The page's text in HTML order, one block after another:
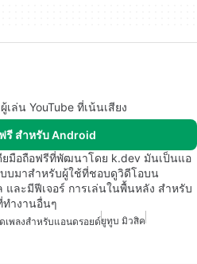
เล่น YouTube ที่เน้นเสียง
รี สำหรับ Android
ยมือถือฟรีที่พัฒนาโดย k.dev มันเป็นแอ
บมาสำหรับผู้ใช้ที่ชอบดูวิดีโอบน
ละมีฟีเจอร์ การเล่นในพื้นหลัง สำหรับ
ำงานอื่นๆ
พลงสำหรับแอนดรอยด์ยูทูบ มิวสิค